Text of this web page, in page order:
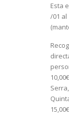
Esta
/01 al
(